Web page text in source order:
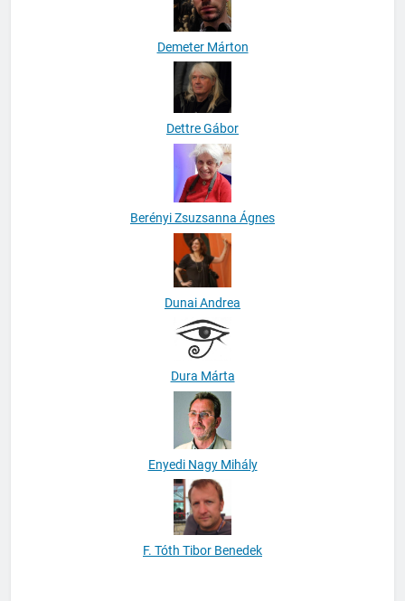
Demeter Márton
Dettre Gábor
Berényi Zsuzsanna Ágnes
Dunai Andrea
Dura Márta
Enyedi Nagy Mihály